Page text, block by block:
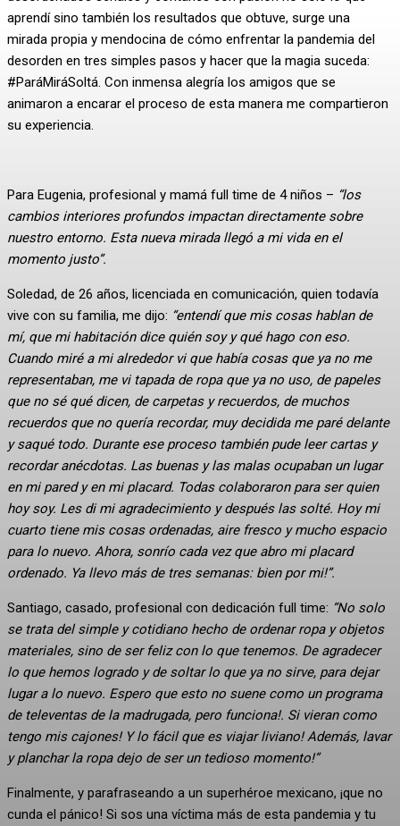
aprendí sino también los resultados que obtuve, surge una
mirada propia y mendocina de cómo enfrentar la pandemia del
desorden en tres simples pasos y hacer que la magia suceda:
#ParáMiráSoltá. Con inmensa alegría los amigos que se
animaron a encarar el proceso de esta manera me compartieron
su experiencia.
Para Eugenia, profesional y mamá full time de 4 niños – “los
cambios interiores profundos impactan directamente sobre
nuestro entorno. Esta nueva mirada llegó a mi vida en el
momento justo”.
Soledad, de 26 años, licenciada en comunicación, quien todavía
vive con su familia, me dijo: “entendí que mis cosas hablan de
mí, que mi habitación dice quién soy y qué hago con eso.
Cuando miré a mi alrededor vi que había cosas que ya no me
representaban, me vi tapada de ropa que ya no uso, de papeles
que no sé qué dicen, de carpetas y recuerdos, de muchos
recuerdos que no quería recordar, muy decidida me paré delante
y saqué todo. Durante ese proceso también pude leer cartas y
recordar anécdotas. Las buenas y las malas ocupaban un lugar
en mi pared y en mi placard. Todas colaboraron para ser quien
hoy soy. Les di mi agradecimiento y después las solté. Hoy mi
cuarto tiene mis cosas ordenadas, aire fresco y mucho espacio
para lo nuevo. Ahora, sonrío cada vez que abro mi placard
ordenado. Ya llevo más de tres semanas: bien por mi!”.
Santiago, casado, profesional con dedicación full time: “No solo
se trata del simple y cotidiano hecho de ordenar ropa y objetos
materiales, sino de ser feliz con lo que tenemos. De agradecer
lo que hemos logrado y de soltar lo que ya no sirve, para dejar
lugar a lo nuevo. Espero que esto no suene como un programa
de televentas de la madrugada, pero funciona!. Si vieran como
tengo mis cajones! Y lo fácil que es viajar liviano! Además, lavar
y planchar la ropa dejo de ser un tedioso momento!”
Finalmente, y parafraseando a un superhéroe mexicano, ¡que no
cunda el pánico! Si sos una víctima más de esta pandemia y tu